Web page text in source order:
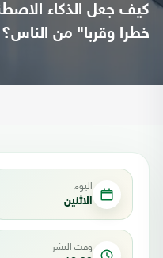
كيف جعل الذكاء
خطرا وقربا" من الناس؟
اليوم
الاثنين
وقت النشر